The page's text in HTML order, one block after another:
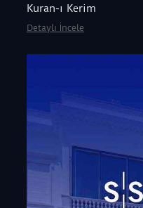
Kuran-ı Kerim
Detaylı İncele